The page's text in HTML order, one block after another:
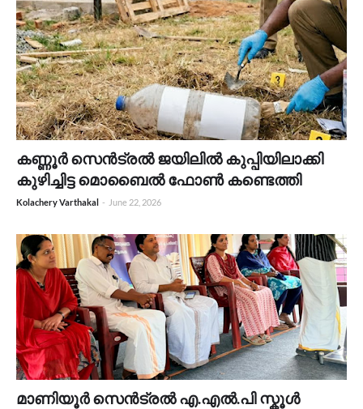
കണ്ണൂർ സെൻട്രൽ ജയിലിൽ കുപ്പിയിലാക്കി
കുഴിച്ചിട്ട മൊബൈൽ ഫോൺ കണ്ടെത്തി
Kolachery Varthakal - June 22, 2026
മാണിയൂർ സെൻട്രൽ എ.എൽ.പി സ്കൂൾ